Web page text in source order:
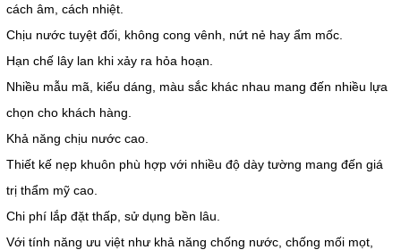
cách âm, cách nhiệt.
Chịu nước tuyệt đối, không cong vênh, nứt nẻ hay ẩm mốc.
Hạn chế lây lan khi xảy ra hỏa hoạn.
Nhiều mẫu mã, kiểu dáng, màu sắc khác nhau mang đến nhiều lựa
chọn cho khách hàng.
Khả năng chịu nước cao.
Thiết kế nẹp khuôn phù hợp với nhiều độ dày tường mang đến giá
trị thẩm mỹ cao.
Chi phí lắp đặt thấp, sử dụng bền lâu.
Với tính năng ưu việt như khả năng chống nước, chống mối mọt,